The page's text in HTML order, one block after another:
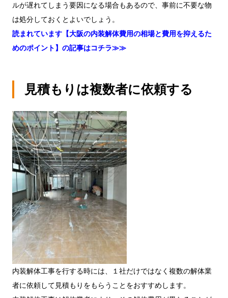
ルが遅れてしまう要因になる場合もあるので、事前に不要な物
は処分しておくとよいでしょう。
読まれています【大阪の内装解体費用の相場と費用を抑えるた
めのポイント】の記事はコチラ≫≫
見積もりは複数者に依頼する
内装解体工事を行する時には、１社だけではなく複数の解体業
者に依頼して見積もりをもらうことをおすすめします。